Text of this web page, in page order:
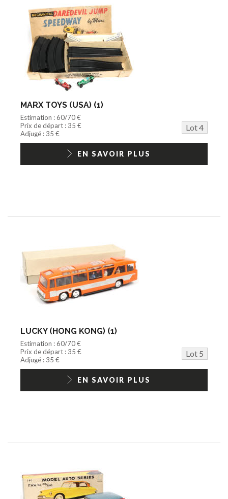
MARX TOYS (USA) (1)
Estimation : 60/70 €
Prix de départ : 35 €
Lot 4
Adjugé : 35 €
EN SAVOIR PLUS
LUCKY (HONG KONG) (1)
Estimation : 60/70 €
Prix de départ : 35 €
Lot 5
Adjugé : 35 €
EN SAVOIR PLUS